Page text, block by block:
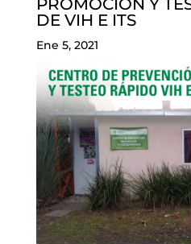
PROMOCIÓN Y
DE VIH E ITS
Ene 5, 2021